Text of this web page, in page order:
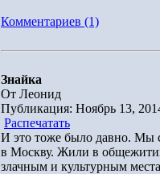
Комментариев (1)
Знайка
От Леонид
Публикация: Ноябрь 13,
Распечатать
И это тоже было давно. Мы
в Москву. Жили в
злачным и культурным